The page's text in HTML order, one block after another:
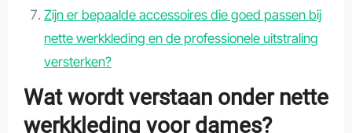
Zijn er bepaalde accessoires die goed passen bij
nette werkkleding en de professionele uitstraling
versterken?
Wat wordt verstaan onder nette
werkkleding voor dames?